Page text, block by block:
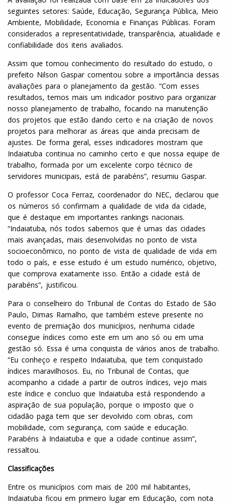
seguintes setores: Saúde, Educação, Segurança Pública, Meio
Ambiente, Mobilidade, Economia e Finanças Públicas. Foram
considerados a representatividade, transparência, atualidade e
confiabilidade dos itens avaliados.
Assim que tomou conhecimento do resultado do estudo, o
prefeito Nilson Gaspar comentou sobre a importância dessas
avaliações para o planejamento da gestão. “Com esses
resultados, temos mais um indicador positivo para organizar
nosso planejamento de trabalho, focando na manutenção
dos projetos que estão dando certo e na criação de novos
projetos para melhorar as áreas que ainda precisam de
ajustes. De forma geral, esses indicadores mostram que
Indaiatuba continua no caminho certo e que nossa equipe de
trabalho, formada por um excelente corpo técnico de
servidores municipais, está de parabéns”, resumiu Gaspar.
O professor Coca Ferraz, coordenador do NEC, declarou que
os números só confirmam a qualidade de vida da cidade,
que é destaque em importantes rankings nacionais.
“Indaiatuba, nós todos sabemos que é umas das cidades
mais avançadas, mais desenvolvidas no ponto de vista
socioeconômico, no ponto de vista de qualidade de vida em
todo o país, e esse estudo é um estudo numérico, objetivo,
que comprova exatamente isso. Então a cidade está de
parabéns”, justificou.
Para o conselheiro do Tribunal de Contas do Estado de São
Paulo, Dimas Ramalho, que também esteve presente no
evento de premiação dos municípios, nenhuma cidade
consegue índices como este em um ano só ou em uma
gestão só. Essa é uma conquista de vários anos de trabalho.
“Eu conheço e respeito Indaiatuba, que tem conquistado
índices maravilhosos. Eu, no Tribunal de Contas, que
acompanho a cidade a partir de outros índices, vejo mais
este índice e concluo que Indaiatuba está respondendo a
aspiração de sua população, porque o imposto que o
cidadão paga tem que ser devolvido com obras, com
mobilidade, com segurança, com saúde e educação.
Parabéns à Indaiatuba e que a cidade continue assim”,
ressaltou.
Classificações
Entre os municípios com mais de 200 mil habitantes,
Indaiatuba ficou em primeiro lugar em Educação, com nota